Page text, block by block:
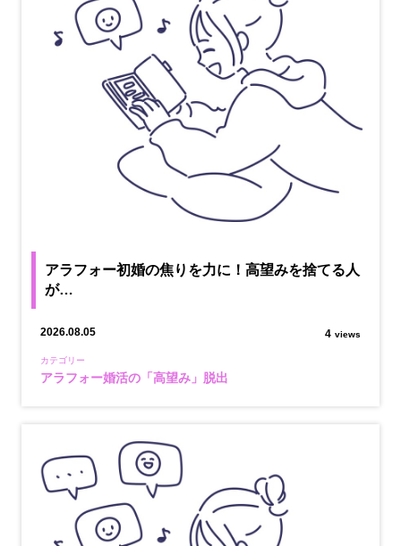
アラフォー初婚の焦りを力に！高望みを捨てる人
が…
2026.08.05 4 views
カテゴリー
アラフォー婚活の「高望み」脱出